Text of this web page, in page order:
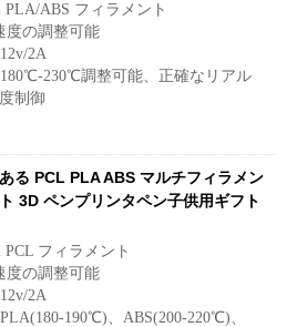
PLA/ABS フィラメント
度の調整可能
2A
230℃調整可能、正確なリアル
制御
る PCL PLA ABS マルチフィラメン
3D ペンプリンタペン子供用ギフト
PCL フィラメント
度の調整可能
2A
190℃)、ABS(200-220℃)、